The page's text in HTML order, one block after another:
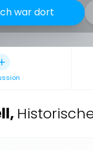
war dort
,